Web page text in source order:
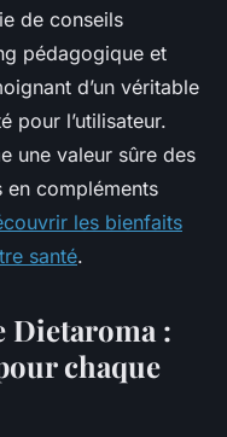
de conseils
pédagogique et
d’un véritable
pour l’utilisateur.
une valeur sûre des
en compléments
les bienfaits
santé.
Dietaroma :
chaque